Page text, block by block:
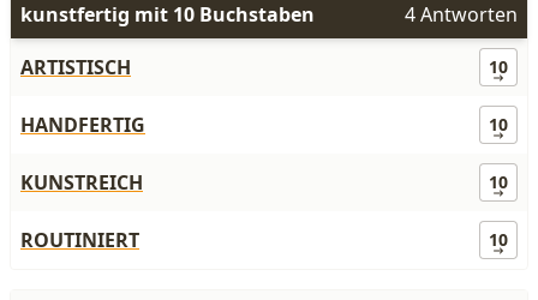
kunstfertig mit 10 Buchstaben
4 Antworten
ARTISTISCH
10
HANDFERTIG 10
KUNSTREICH 10
ROUTINIERT 10